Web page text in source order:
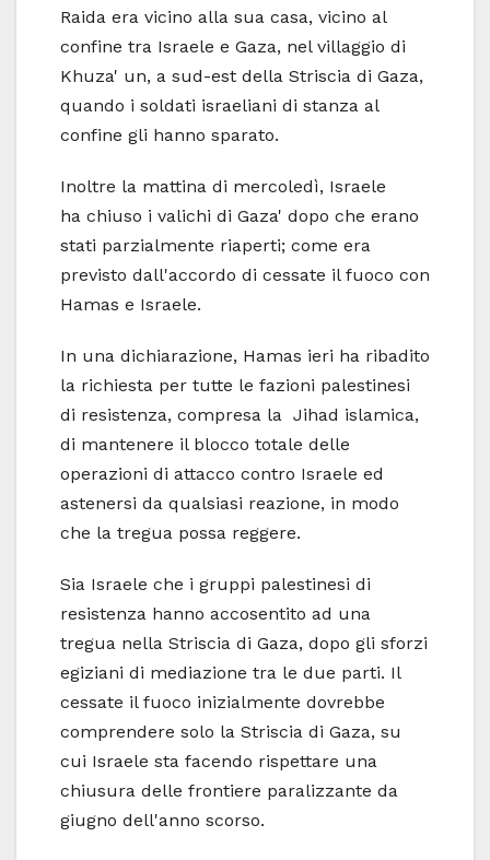
Raida era vicino alla sua casa, vicino al
confine tra Israele e Gaza, nel villaggio di
Khuza' un, a sud-est della Striscia di Gaza,
quando i soldati israeliani di stanza al
confine gli hanno sparato.
Inoltre la mattina di mercoledì, Israele
ha chiuso i valichi di Gaza' dopo che erano
stati parzialmente riaperti; come era
previsto dall'accordo di cessate il fuoco con
Hamas e Israele.
In una dichiarazione, Hamas ieri ha ribadito
la richiesta per tutte le fazioni palestinesi
di resistenza, compresa la Jihad islamica,
di mantenere il blocco totale delle
operazioni di attacco contro Israele ed
astenersi da qualsiasi reazione, in modo
che la tregua possa reggere.
Sia Israele che i gruppi palestinesi di
resistenza hanno accosentito ad una
tregua nella Striscia di Gaza, dopo gli sforzi
egiziani di mediazione tra le due parti. Il
cessate il fuoco inizialmente dovrebbe
comprendere solo la Striscia di Gaza, su
cui Israele sta facendo rispettare una
chiusura delle frontiere paralizzante da
giugno dell'anno scorso.